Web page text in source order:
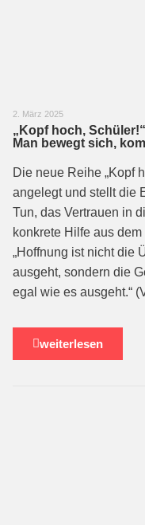
2. März 2025
„Kopf hoch,
Man bewegt sich,
Die neue Reihe „Kopf
angelegt und stellt die
Tun, das Vertrauen in
konkrete Hilfe aus
„Hoffnung ist nicht die
ausgeht, sondern die
egal wie es ausgeht.“
weiterlesen